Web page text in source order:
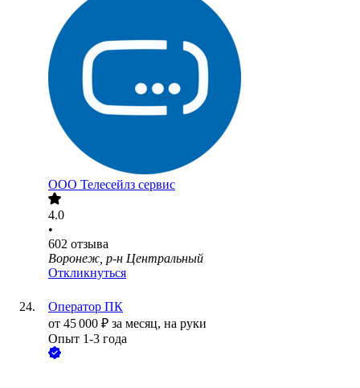
ООО Телесейлз сервис
4.0
•
602 отзыва
Воронеж, р-н Центральный
Откликнуться
Оператор ПК
от 45 000 ₽ за месяц, на руки
Опыт 1-3 года